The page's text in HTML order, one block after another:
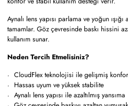
Aynalı lens yapısı parlama ve yoğun
tamamlar. Göz çevresinde baskı hissini
kullanım sunar.
Neden Tercih Etmelisiniz?
CloudFlex teknolojisi ile gelişmiş
Hassas uyum ve yüksek stabilite
Aynalı lens yapısı ile azaltılmış yansıma